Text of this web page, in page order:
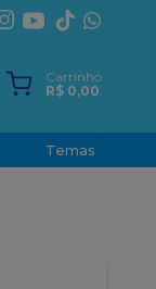
Carrinho
R$ 0,00
Temas